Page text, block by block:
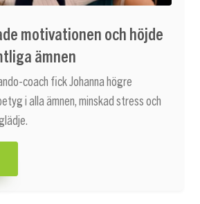
motivationen och höjde
ämnen
coach fick Johanna högre
i alla ämnen, minskad stress och